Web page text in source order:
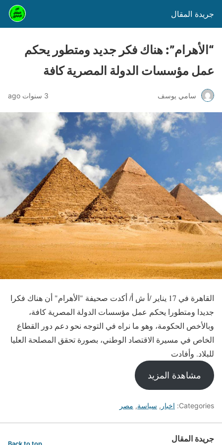
جريدة المقال
“الأهرام”: هناك فكر جديد ومتطور يحكم
عمل مؤسسات الدولة المصرية كافة
سامي يوسف 3 سنوات ago
القاهرة في 17 يناير /أ ش أ/ أكدت صحيفة "الأهرام" أن هناك فكرا
جديدا ومتطورا يحكم عمل مؤسسات الدولة المصرية كافة،
وبالأخص الحكومة، وهو ما نراه في التوجه نحو دعم دور القطاع
الخاص في مسيرة الاقتصاد الوطني، بصورة تحقق المصلحة العليا
للبلاد. وأفادت
مشاهدة المزيد
Categories: اخبار , سياسة, مصر
جريدة المقال